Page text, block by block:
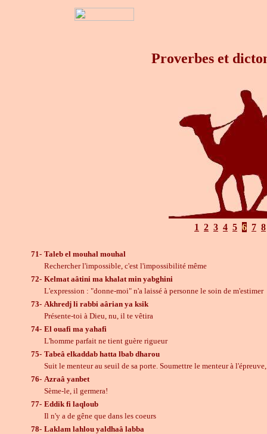
Proverbes et
1 2 3 4 5 6 7 8
71- Taleb el mouhal mouhal
Rechercher l'impossible, c'est l'impossibilité même
72- Kelmat aâtini ma khalat min yabghini
L'expression : "donne-moi" n'a laissé à personne le soin de m'estimer
73- Akhredj li rabbi aârian ya ksik
Présente-toi à Dieu, nu, il te vêtira
74- El ouafi ma yahafi
L'homme parfait ne tient guère rigueur
75- Tabeâ elkaddab hatta lbab dharou
Suit le menteur au seuil de sa porte. Soumettre le menteur à
76- Azraâ yanbet
Sème-le, il germera!
77- Eddik fi laqloub
Il n'y a de gêne que dans les coeurs
78- Laklam lahlou yaldhaâ labba